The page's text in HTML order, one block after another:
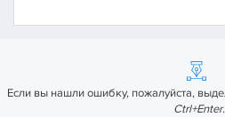
Если вы нашли ошибку, пожалуйста,
Ctrl+Enter.